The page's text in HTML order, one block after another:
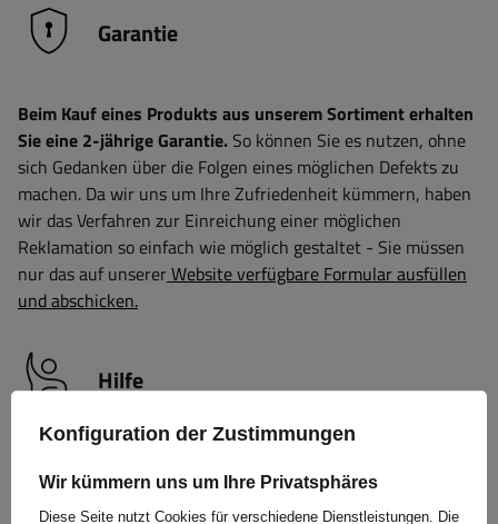
Garantie
Beim Kauf eines Produkts aus unserem Sortiment erhalten
Sie eine 2-jährige Garantie. So können Sie es nutzen, ohne
sich Gedanken über die Folgen eines möglichen Defekts zu
machen. Da wir uns um Ihre Zufriedenheit kümmern, haben
wir das Verfahren zur Einreichung einer möglichen
Reklamation so einfach wie möglich gestaltet - Sie müssen
nur das auf unsererWebsite verfügbare Formular ausfüllen
und abschicken.
Hilfe
Produkte? Nehmen Sie Kontakt mit uns auf! Die Spezialisten
von Unitrailer geben Ihnen gerne alle Informationen, die Sie
Konfiguration der Zustimmungen
Wir kümmern uns um Ihre Privatsphäres
Diese Seite nutzt Cookies für verschiedene Dienstleistungen. Die